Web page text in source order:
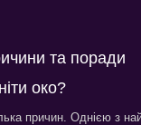
та поради
око?
причин. Однією з